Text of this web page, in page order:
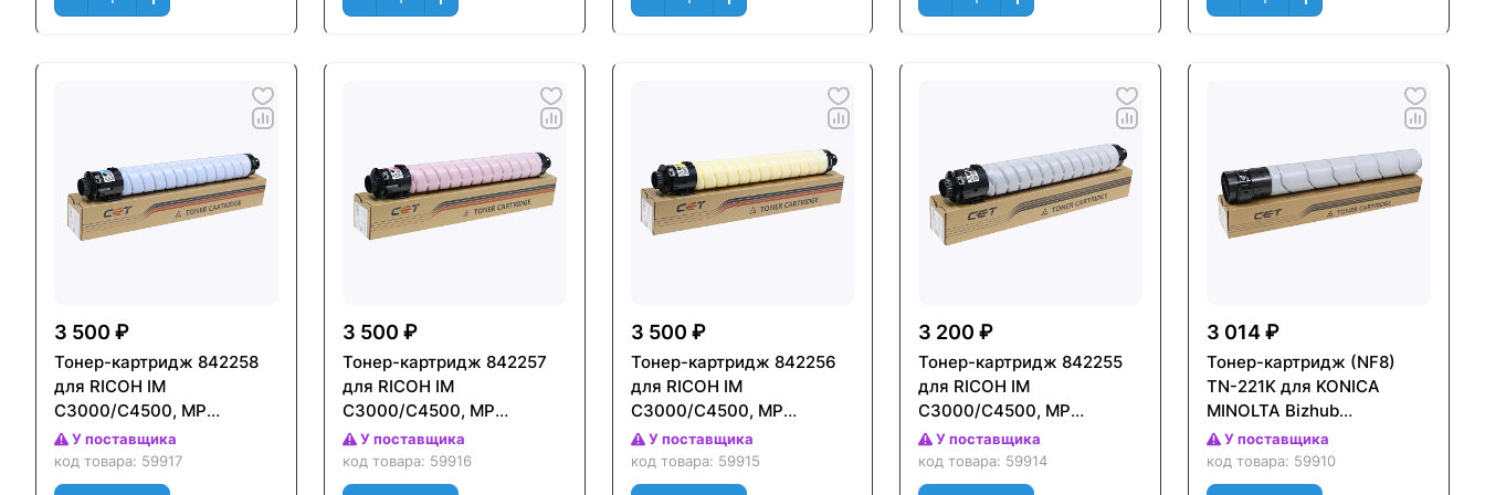
3 500 ₽
Тонер-картридж 842258
для RICOH IM
C3000/C4500, MP
C3004/C4504 (CET)
Голубой (Cyan), 350г,
18000 стр., (унив.),
У поставщика
код товара: 59917
3 500 ₽
Тонер-картридж 842257
для RICOH IM
C3000/C4500, MP
C3004/C4504 (CET)
Пурпурный (Magenta),
350г, 18000 стр., (унив.),
У поставщика
код товара: 59916
3 500 ₽
Тонер-картридж 842256
для RICOH IM
C3000/C4500, MP
C3004/C4504 (CET)
Желтый (Yellow), 350г,
18000 стр., (унив.),
У поставщика
код товара: 59915
3 200 ₽
Тонер-картридж 842255
для RICOH IM
C3000/C4500, MP
C3004/C4504 (CET)
Черный (Black), 500г,
29500 стр., (унив.),
У поставщика
код товара: 59914
3 014 ₽
Тонер-картридж (NF8)
TN-221K для KONICA
MINOLTA Bizhub
C227/C287 (CET) Черный
(Black), 579г, 24000 стр.,
CET141601
У поставщика
код товара: 59910